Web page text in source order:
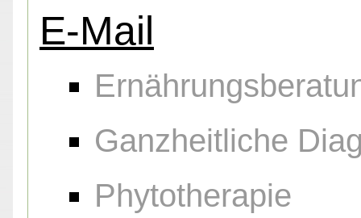
E-Mail
Ganzheitliche
Phytotherapie